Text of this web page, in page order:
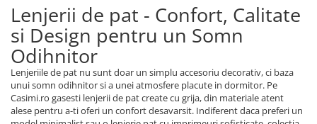
Lenjerii De Pat, Imprimeu 3D, 1
Persoana
Lenjerii de pat - Confort, Calitate
si Design pentru un Somn
Odihnitor
Lenjeriile de pat nu sunt doar un simplu accesoriu decorativ, ci baza
unui somn odihnitor si a unei atmosfere placute in dormitor. Pe
Casimi.ro gasesti lenjerii de pat create cu grija, din materiale atent
alese pentru a-ti oferi un confort desavarsit. Indiferent daca preferi un